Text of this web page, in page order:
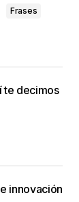
Frases
te decimos
innovación